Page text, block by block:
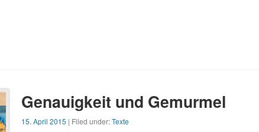
Genauigkeit und Gemurmel
15. April 2015 | Filed under:Texte